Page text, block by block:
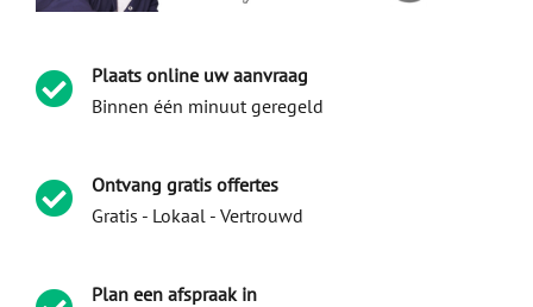
Plaats online uw aanvraag
Binnen één minuut geregeld
Ontvang gratis offertes
Gratis - Lokaal - Vertrouwd
Plan een afspraak in